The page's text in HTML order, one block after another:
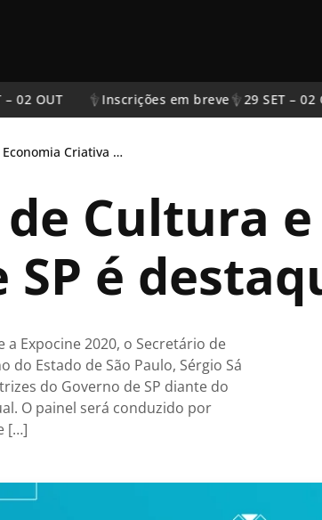
02 OUT Inscrições em breve 29 SET – 02
Secretário de Cultura e Economia Criativa de SP é destaque na Expocine
Cultura
é
Expocine 2020, o Secretário de
do Estado de São Paulo, Sérgio Sá
do Governo de SP diante do
O painel será conduzido por
[…]